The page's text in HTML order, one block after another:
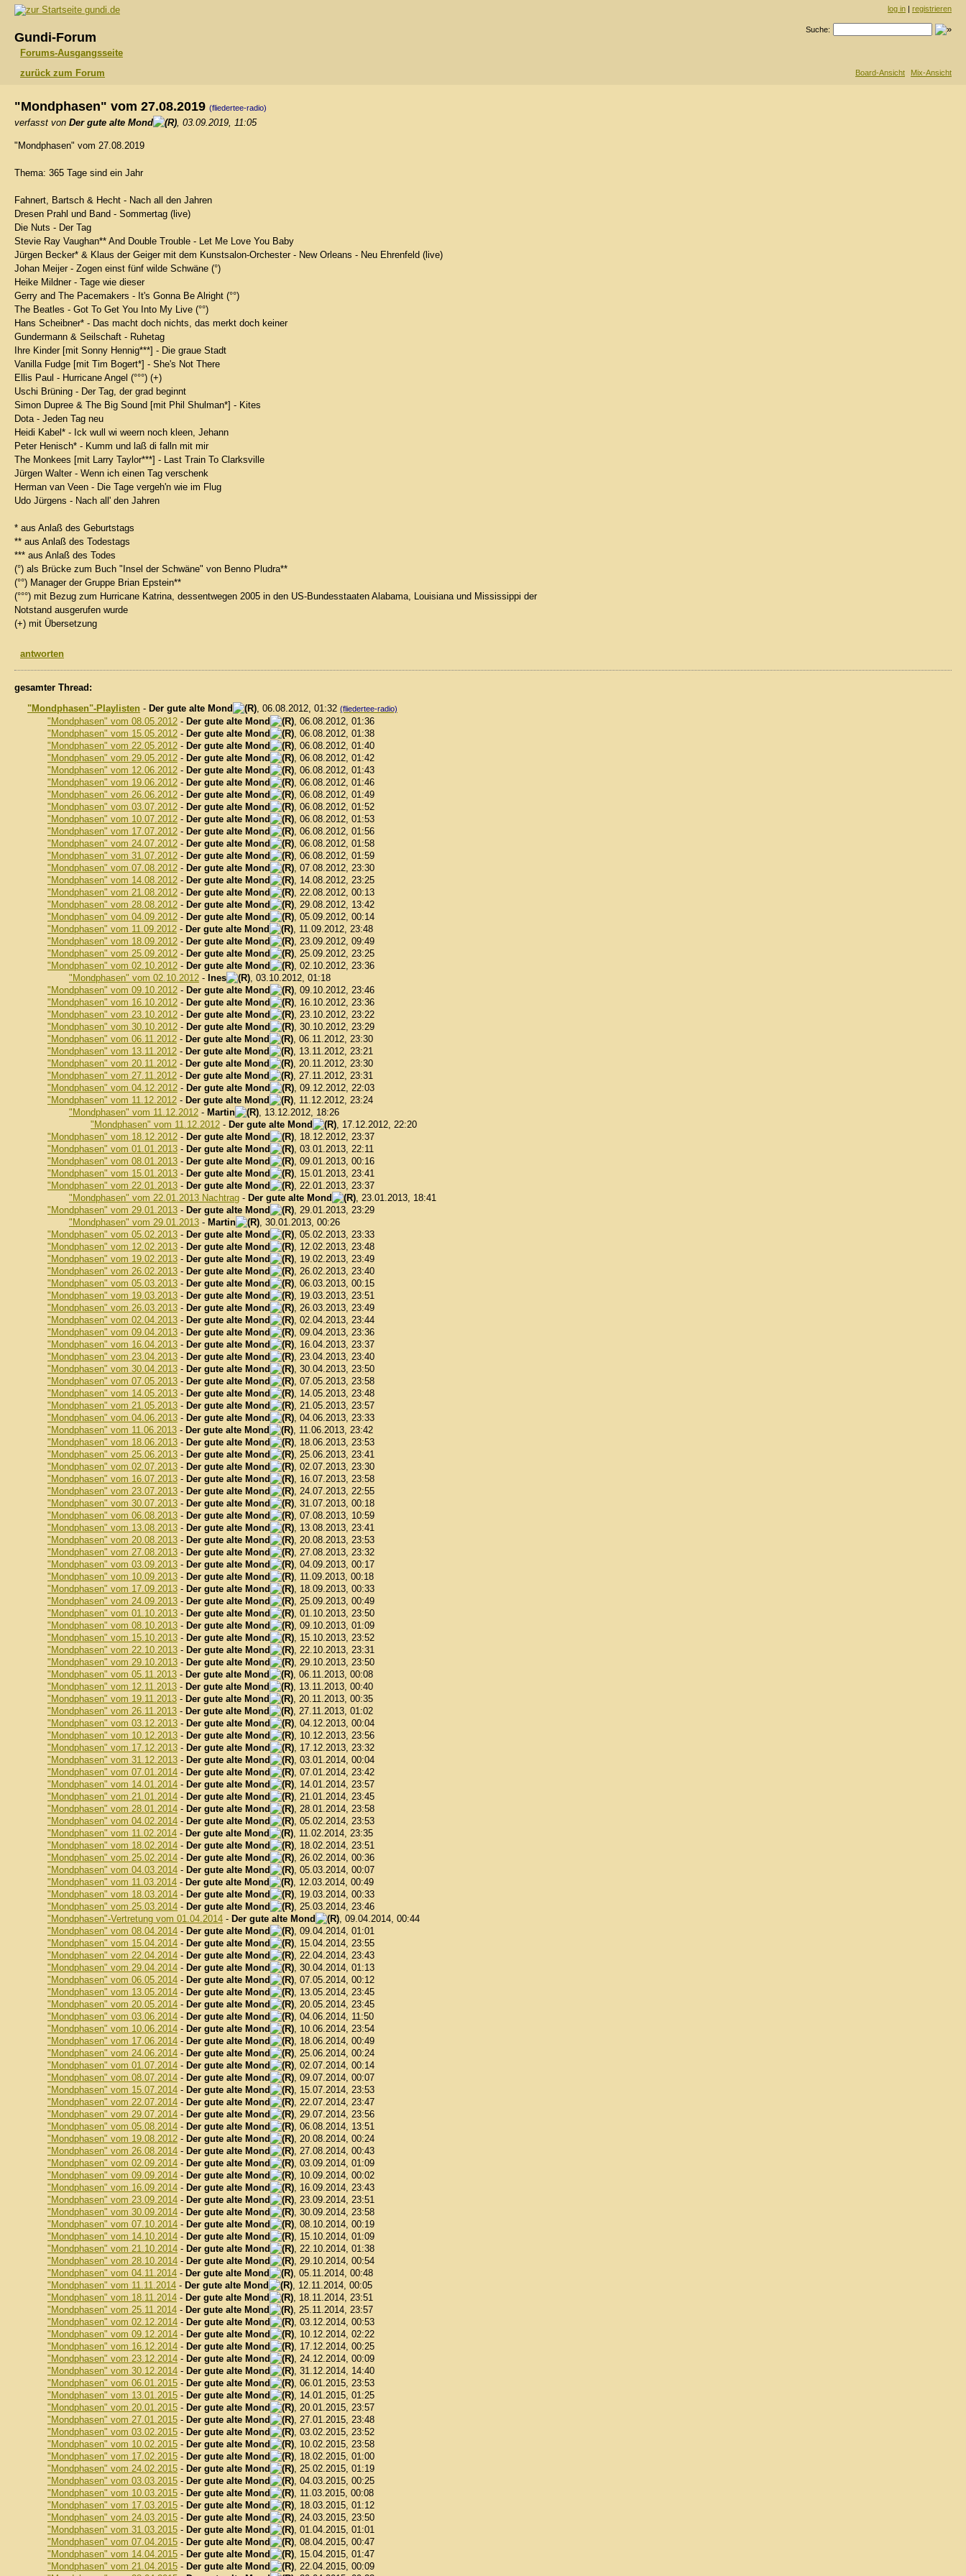
gundi.de
Gundi-Forum
Forums-Ausgangsseite
log in | registrieren
Suche:
zurück zum Forum Board-Ansicht Mix-Ansicht
"Mondphasen" vom 27.08.2019 (fliedertee-radio)
verfasst von Der gute alte Mond , 03.09.2019, 11:05
"Mondphasen" vom 27.08.2019
Thema: 365 Tage sind ein Jahr
Fahnert, Bartsch & Hecht - Nach all den Jahren
Dresen Prahl und Band - Sommertag (live)
Die Nuts - Der Tag
Stevie Ray Vaughan** And Double Trouble - Let Me Love You Baby
Jürgen Becker* & Klaus der Geiger mit dem Kunstsalon-Orchester - New Orleans - Neu Ehrenfeld (live)
Johan Meijer - Zogen einst fünf wilde Schwäne (°)
Heike Mildner - Tage wie dieser
Gerry and The Pacemakers - It's Gonna Be Alright (°°)
The Beatles - Got To Get You Into My Live (°°)
Hans Scheibner* - Das macht doch nichts, das merkt doch keiner
Gundermann & Seilschaft - Ruhetag
Ihre Kinder [mit Sonny Hennig***] - Die graue Stadt
Vanilla Fudge [mit Tim Bogert*] - She's Not There
Ellis Paul - Hurricane Angel (°°°) (+)
Uschi Brüning - Der Tag, der grad beginnt
Simon Dupree & The Big Sound [mit Phil Shulman*] - Kites
Dota - Jeden Tag neu
Heidi Kabel* - Ick wull wi weern noch kleen, Jehann
Peter Henisch* - Kumm und laß di falln mit mir
The Monkees [mit Larry Taylor***] - Last Train To Clarksville
Jürgen Walter - Wenn ich einen Tag verschenk
Herman van Veen - Die Tage vergeh'n wie im Flug
Udo Jürgens - Nach all' den Jahren
* aus Anlaß des Geburtstags
** aus Anlaß des Todestags
*** aus Anlaß des Todes
(°) als Brücke zum Buch "Insel der Schwäne" von Benno Pludra**
(°°) Manager der Gruppe Brian Epstein**
(°°°) mit Bezug zum Hurricane Katrina, dessentwegen 2005 in den US-Bundesstaaten Alabama, Louisiana und Mississippi der
Notstand ausgerufen wurde
(+) mit Übersetzung
antworten
gesamter Thread:
"Mondphasen"-Playlisten - Der gute alte Mond , 06.08.2012, 01:32 (fliedertee-radio)
"Mondphasen" vom 08.05.2012 - Der gute alte Mond
, 06.08.2012, 01:36
"Mondphasen" vom 15.05.2012 - Der gute alte Mond
, 06.08.2012, 01:38
"Mondphasen" vom 22.05.2012 - Der gute alte Mond
, 06.08.2012, 01:40
"Mondphasen" vom 29.05.2012 - Der gute alte Mond
, 06.08.2012, 01:42
"Mondphasen" vom 12.06.2012 - Der gute alte Mond
, 06.08.2012, 01:43
"Mondphasen" vom 19.06.2012 - Der gute alte Mond
, 06.08.2012, 01:46
"Mondphasen" vom 26.06.2012 - Der gute alte Mond
, 06.08.2012, 01:49
"Mondphasen" vom 03.07.2012 - Der gute alte Mond
, 06.08.2012, 01:52
"Mondphasen" vom 10.07.2012 - Der gute alte Mond
, 06.08.2012, 01:53
"Mondphasen" vom 17.07.2012 - Der gute alte Mond
, 06.08.2012, 01:56
"Mondphasen" vom 24.07.2012 - Der gute alte Mond
, 06.08.2012, 01:58
"Mondphasen" vom 31.07.2012 - Der gute alte Mond
, 06.08.2012, 01:59
"Mondphasen" vom 07.08.2012 - Der gute alte Mond
, 07.08.2012, 23:30
"Mondphasen" vom 14.08.2012 - Der gute alte Mond
, 14.08.2012, 23:25
"Mondphasen" vom 21.08.2012 - Der gute alte Mond
, 22.08.2012, 00:13
"Mondphasen" vom 28.08.2012 - Der gute alte Mond
, 29.08.2012, 13:42
"Mondphasen" vom 04.09.2012 - Der gute alte Mond
, 05.09.2012, 00:14
"Mondphasen" vom 11.09.2012 - Der gute alte Mond
, 11.09.2012, 23:48
"Mondphasen" vom 18.09.2012 - Der gute alte Mond
, 23.09.2012, 09:49
"Mondphasen" vom 25.09.2012 - Der gute alte Mond
, 25.09.2012, 23:25
"Mondphasen" vom 02.10.2012 - Der gute alte Mond
, 02.10.2012, 23:36
"Mondphasen" vom 02.10.2012 - Ines
, 03.10.2012, 01:18
"Mondphasen" vom 09.10.2012 - Der gute alte Mond
, 09.10.2012, 23:46
"Mondphasen" vom 16.10.2012 - Der gute alte Mond
, 16.10.2012, 23:36
"Mondphasen" vom 23.10.2012 - Der gute alte Mond
, 23.10.2012, 23:22
"Mondphasen" vom 30.10.2012 - Der gute alte Mond
, 30.10.2012, 23:29
"Mondphasen" vom 06.11.2012 - Der gute alte Mond
, 06.11.2012, 23:30
"Mondphasen" vom 13.11.2012 - Der gute alte Mond
, 13.11.2012, 23:21
"Mondphasen" vom 20.11.2012 - Der gute alte Mond
, 20.11.2012, 23:30
"Mondphasen" vom 27.11.2012 - Der gute alte Mond
, 27.11.2012, 23:31
"Mondphasen" vom 04.12.2012 - Der gute alte Mond
, 09.12.2012, 22:03
"Mondphasen" vom 11.12.2012 - Der gute alte Mond
, 11.12.2012, 23:24
"Mondphasen" vom 11.12.2012 - Martin
, 13.12.2012, 18:26
"Mondphasen" vom 11.12.2012 - Der gute alte Mond
, 17.12.2012, 22:20
"Mondphasen" vom 18.12.2012 - Der gute alte Mond
, 18.12.2012, 23:37
"Mondphasen" vom 01.01.2013 - Der gute alte Mond
, 03.01.2013, 22:11
"Mondphasen" vom 08.01.2013 - Der gute alte Mond
, 09.01.2013, 00:16
"Mondphasen" vom 15.01.2013 - Der gute alte Mond
, 15.01.2013, 23:41
"Mondphasen" vom 22.01.2013 - Der gute alte Mond
, 22.01.2013, 23:37
"Mondphasen" vom 22.01.2013 Nachtrag - Der gute alte Mond
, 23.01.2013, 18:41
"Mondphasen" vom 29.01.2013 - Der gute alte Mond
, 29.01.2013, 23:29
"Mondphasen" vom 29.01.2013 - Martin
, 30.01.2013, 00:26
"Mondphasen" vom 05.02.2013 - Der gute alte Mond
, 05.02.2013, 23:33
"Mondphasen" vom 12.02.2013 - Der gute alte Mond
, 12.02.2013, 23:48
"Mondphasen" vom 19.02.2013 - Der gute alte Mond
, 19.02.2013, 23:49
"Mondphasen" vom 26.02.2013 - Der gute alte Mond
, 26.02.2013, 23:40
"Mondphasen" vom 05.03.2013 - Der gute alte Mond
, 06.03.2013, 00:15
"Mondphasen" vom 19.03.2013 - Der gute alte Mond
, 19.03.2013, 23:51
"Mondphasen" vom 26.03.2013 - Der gute alte Mond
, 26.03.2013, 23:49
"Mondphasen" vom 02.04.2013 - Der gute alte Mond
, 02.04.2013, 23:44
"Mondphasen" vom 09.04.2013 - Der gute alte Mond
, 09.04.2013, 23:36
"Mondphasen" vom 16.04.2013 - Der gute alte Mond
, 16.04.2013, 23:37
"Mondphasen" vom 23.04.2013 - Der gute alte Mond
, 23.04.2013, 23:40
"Mondphasen" vom 30.04.2013 - Der gute alte Mond
, 30.04.2013, 23:50
"Mondphasen" vom 07.05.2013 - Der gute alte Mond
, 07.05.2013, 23:58
"Mondphasen" vom 14.05.2013 - Der gute alte Mond
, 14.05.2013, 23:48
"Mondphasen" vom 21.05.2013 - Der gute alte Mond
, 21.05.2013, 23:57
"Mondphasen" vom 04.06.2013 - Der gute alte Mond
, 04.06.2013, 23:33
"Mondphasen" vom 11.06.2013 - Der gute alte Mond
, 11.06.2013, 23:42
"Mondphasen" vom 18.06.2013 - Der gute alte Mond
, 18.06.2013, 23:53
"Mondphasen" vom 25.06.2013 - Der gute alte Mond
, 25.06.2013, 23:41
"Mondphasen" vom 02.07.2013 - Der gute alte Mond
, 02.07.2013, 23:30
"Mondphasen" vom 16.07.2013 - Der gute alte Mond
, 16.07.2013, 23:58
"Mondphasen" vom 23.07.2013 - Der gute alte Mond
, 24.07.2013, 22:55
"Mondphasen" vom 30.07.2013 - Der gute alte Mond
, 31.07.2013, 00:18
"Mondphasen" vom 06.08.2013 - Der gute alte Mond
, 07.08.2013, 10:59
"Mondphasen" vom 13.08.2013 - Der gute alte Mond
, 13.08.2013, 23:41
"Mondphasen" vom 20.08.2013 - Der gute alte Mond
, 20.08.2013, 23:53
"Mondphasen" vom 27.08.2013 - Der gute alte Mond
, 27.08.2013, 23:32
"Mondphasen" vom 03.09.2013 - Der gute alte Mond
, 04.09.2013, 00:17
"Mondphasen" vom 10.09.2013 - Der gute alte Mond
, 11.09.2013, 00:18
"Mondphasen" vom 17.09.2013 - Der gute alte Mond
, 18.09.2013, 00:33
"Mondphasen" vom 24.09.2013 - Der gute alte Mond
, 25.09.2013, 00:49
"Mondphasen" vom 01.10.2013 - Der gute alte Mond
, 01.10.2013, 23:50
"Mondphasen" vom 08.10.2013 - Der gute alte Mond
, 09.10.2013, 01:09
"Mondphasen" vom 15.10.2013 - Der gute alte Mond
, 15.10.2013, 23:52
"Mondphasen" vom 22.10.2013 - Der gute alte Mond
, 22.10.2013, 23:31
"Mondphasen" vom 29.10.2013 - Der gute alte Mond
, 29.10.2013, 23:50
"Mondphasen" vom 05.11.2013 - Der gute alte Mond
, 06.11.2013, 00:08
"Mondphasen" vom 12.11.2013 - Der gute alte Mond
, 13.11.2013, 00:40
"Mondphasen" vom 19.11.2013 - Der gute alte Mond
, 20.11.2013, 00:35
"Mondphasen" vom 26.11.2013 - Der gute alte Mond
, 27.11.2013, 01:02
"Mondphasen" vom 03.12.2013 - Der gute alte Mond
, 04.12.2013, 00:04
"Mondphasen" vom 10.12.2013 - Der gute alte Mond
, 10.12.2013, 23:56
"Mondphasen" vom 17.12.2013 - Der gute alte Mond
, 17.12.2013, 23:32
"Mondphasen" vom 31.12.2013 - Der gute alte Mond
, 03.01.2014, 00:04
"Mondphasen" vom 07.01.2014 - Der gute alte Mond
, 07.01.2014, 23:42
"Mondphasen" vom 14.01.2014 - Der gute alte Mond
, 14.01.2014, 23:57
"Mondphasen" vom 21.01.2014 - Der gute alte Mond
, 21.01.2014, 23:45
"Mondphasen" vom 28.01.2014 - Der gute alte Mond
, 28.01.2014, 23:58
"Mondphasen" vom 04.02.2014 - Der gute alte Mond
, 05.02.2014, 23:53
"Mondphasen" vom 11.02.2014 - Der gute alte Mond
, 11.02.2014, 23:35
"Mondphasen" vom 18.02.2014 - Der gute alte Mond
, 18.02.2014, 23:51
"Mondphasen" vom 25.02.2014 - Der gute alte Mond
, 26.02.2014, 00:36
"Mondphasen" vom 04.03.2014 - Der gute alte Mond
, 05.03.2014, 00:07
"Mondphasen" vom 11.03.2014 - Der gute alte Mond
, 12.03.2014, 00:49
"Mondphasen" vom 18.03.2014 - Der gute alte Mond
, 19.03.2014, 00:33
"Mondphasen" vom 25.03.2014 - Der gute alte Mond
, 25.03.2014, 23:46
"Mondphasen"-Vertretung vom 01.04.2014 - Der gute alte Mond
, 09.04.2014, 00:44
"Mondphasen" vom 08.04.2014 - Der gute alte Mond
, 09.04.2014, 01:01
"Mondphasen" vom 15.04.2014 - Der gute alte Mond
, 15.04.2014, 23:55
"Mondphasen" vom 22.04.2014 - Der gute alte Mond
, 22.04.2014, 23:43
"Mondphasen" vom 29.04.2014 - Der gute alte Mond
, 30.04.2014, 01:13
"Mondphasen" vom 06.05.2014 - Der gute alte Mond
, 07.05.2014, 00:12
"Mondphasen" vom 13.05.2014 - Der gute alte Mond
, 13.05.2014, 23:45
"Mondphasen" vom 20.05.2014 - Der gute alte Mond
, 20.05.2014, 23:45
"Mondphasen" vom 03.06.2014 - Der gute alte Mond
, 04.06.2014, 11:50
"Mondphasen" vom 10.06.2014 - Der gute alte Mond
, 10.06.2014, 23:54
"Mondphasen" vom 17.06.2014 - Der gute alte Mond
, 18.06.2014, 00:49
"Mondphasen" vom 24.06.2014 - Der gute alte Mond
, 25.06.2014, 00:24
"Mondphasen" vom 01.07.2014 - Der gute alte Mond
, 02.07.2014, 00:14
"Mondphasen" vom 08.07.2014 - Der gute alte Mond
, 09.07.2014, 00:07
"Mondphasen" vom 15.07.2014 - Der gute alte Mond
, 15.07.2014, 23:53
"Mondphasen" vom 22.07.2014 - Der gute alte Mond
, 22.07.2014, 23:47
"Mondphasen" vom 29.07.2014 - Der gute alte Mond
, 29.07.2014, 23:56
"Mondphasen" vom 05.08.2014 - Der gute alte Mond
, 06.08.2014, 13:51
"Mondphasen" vom 19.08.2012 - Der gute alte Mond
, 20.08.2014, 00:24
"Mondphasen" vom 26.08.2014 - Der gute alte Mond
, 27.08.2014, 00:43
"Mondphasen" vom 02.09.2014 - Der gute alte Mond
, 03.09.2014, 01:09
"Mondphasen" vom 09.09.2014 - Der gute alte Mond
, 10.09.2014, 00:02
"Mondphasen" vom 16.09.2014 - Der gute alte Mond
, 16.09.2014, 23:43
"Mondphasen" vom 23.09.2014 - Der gute alte Mond
, 23.09.2014, 23:51
"Mondphasen" vom 30.09.2014 - Der gute alte Mond
, 30.09.2014, 23:58
"Mondphasen" vom 07.10.2014 - Der gute alte Mond
, 08.10.2014, 00:19
"Mondphasen" vom 14.10.2014 - Der gute alte Mond
, 15.10.2014, 01:09
"Mondphasen" vom 21.10.2014 - Der gute alte Mond
, 22.10.2014, 01:38
"Mondphasen" vom 28.10.2014 - Der gute alte Mond
, 29.10.2014, 00:54
"Mondphasen" vom 04.11.2014 - Der gute alte Mond
, 05.11.2014, 00:48
"Mondphasen" vom 11.11.2014 - Der gute alte Mond
, 12.11.2014, 00:05
"Mondphasen" vom 18.11.2014 - Der gute alte Mond
, 18.11.2014, 23:51
"Mondphasen" vom 25.11.2014 - Der gute alte Mond
, 25.11.2014, 23:57
"Mondphasen" vom 02.12.2014 - Der gute alte Mond
, 03.12.2014, 00:53
"Mondphasen" vom 09.12.2014 - Der gute alte Mond
, 10.12.2014, 02:22
"Mondphasen" vom 16.12.2014 - Der gute alte Mond
, 17.12.2014, 00:25
"Mondphasen" vom 23.12.2014 - Der gute alte Mond
, 24.12.2014, 00:09
"Mondphasen" vom 30.12.2014 - Der gute alte Mond
, 31.12.2014, 14:40
"Mondphasen" vom 06.01.2015 - Der gute alte Mond
, 06.01.2015, 23:53
"Mondphasen" vom 13.01.2015 - Der gute alte Mond
, 14.01.2015, 01:25
"Mondphasen" vom 20.01.2015 - Der gute alte Mond
, 20.01.2015, 23:57
"Mondphasen" vom 27.01.2015 - Der gute alte Mond
, 27.01.2015, 23:48
"Mondphasen" vom 03.02.2015 - Der gute alte Mond
, 03.02.2015, 23:52
"Mondphasen" vom 10.02.2015 - Der gute alte Mond
, 10.02.2015, 23:58
"Mondphasen" vom 17.02.2015 - Der gute alte Mond
, 18.02.2015, 01:00
"Mondphasen" vom 24.02.2015 - Der gute alte Mond
, 25.02.2015, 01:19
"Mondphasen" vom 03.03.2015 - Der gute alte Mond
, 04.03.2015, 00:25
"Mondphasen" vom 10.03.2015 - Der gute alte Mond
, 11.03.2015, 00:08
"Mondphasen" vom 17.03.2015 - Der gute alte Mond
, 18.03.2015, 01:12
"Mondphasen" vom 24.03.2015 - Der gute alte Mond
, 24.03.2015, 23:50
"Mondphasen" vom 31.03.2015 - Der gute alte Mond
, 01.04.2015, 01:01
"Mondphasen" vom 07.04.2015 - Der gute alte Mond
, 08.04.2015, 00:47
"Mondphasen" vom 14.04.2015 - Der gute alte Mond
, 15.04.2015, 01:47
"Mondphasen" vom 21.04.2015 - Der gute alte Mond
, 22.04.2015, 00:09